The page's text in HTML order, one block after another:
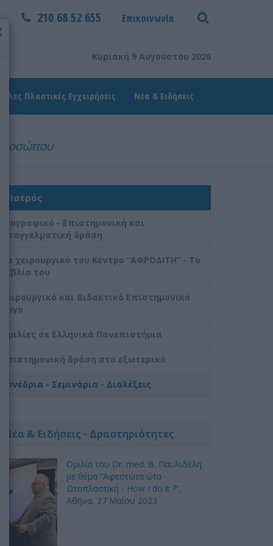
210 68 52 655 Επικοινωνία
Κυριακή 9 Αυγούστου 2026
Άλλες Πλαστικές Εγχειρήσεις Νέα & Ειδήσεις
Ο Ιατρός
Βιογραφικό - Επιστημονική και
επαγγελματική δράση
Το χειρουργικό του Κέντρο “ΑΦΡΟΔΙΤΗ” - Το
Βιβλίο του
Χειρουργικό και Διδακτικό Επιστημονικό
Έργο
Ομιλίες σε Ελληνικά Πανεπιστήμια
Επιστημονική δράση στο εξωτερικό
Συνέδρια - Σεμινάρια - Διαλέξεις
Νέα & Ειδήσεις - Δραστηριότητες
Ομιλία του Dr. med. B. Παυλιδέλη
με θέμα “Αφεστώτα ώτα -
Ωτοπλαστική - How I do it ?”,
Αθήνα, 27 Mαίου 2023